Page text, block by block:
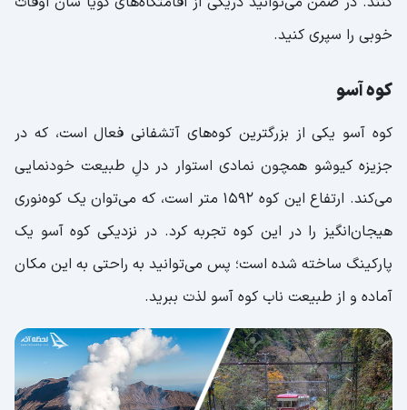
خوبی را سپری کنید.
کوه آسو
کوه آسو یکی از بزرگترین کوه‌های آتشفانی فعال است، که در
جزیزه‌ کیوشو همچون نمادی استوار در دلِ طبیعت خودنمایی
می‌کند. ارتفاع این کوه ۱۵۹۲ متر است، که می‌توان یک کوه‌‎نوری
هیجان‌انگیز را در این کوه تجربه کرد. در نزدیکی کوه آسو یک
پارکینگ ساخته شده است؛ پس می‌توانید به راحتی به این مکان
آماده و از طبیعت ناب کوه آسو لذت ببرید.